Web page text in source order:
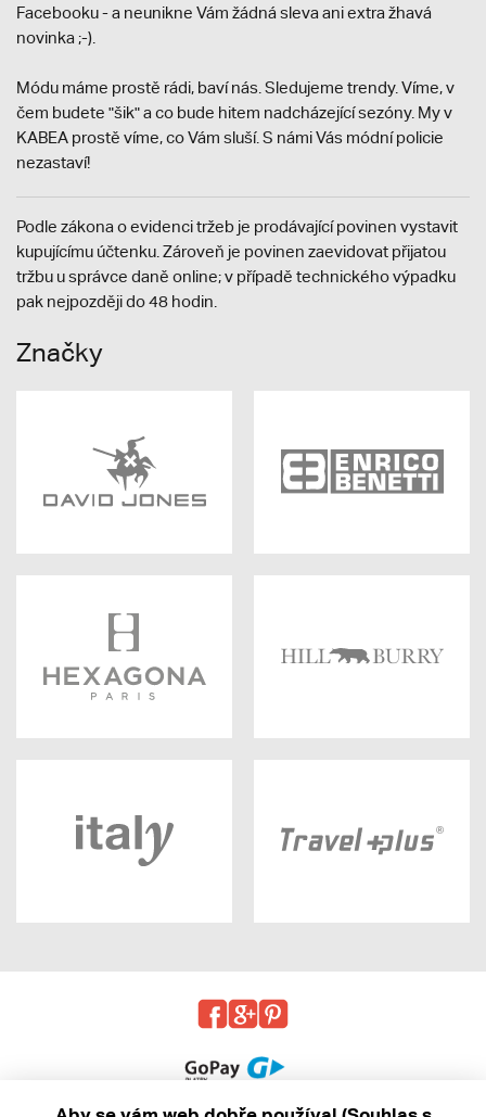
Facebooku - a neunikne Vám žádná sleva ani extra žhavá
novinka ;-).
Módu máme prostě rádi, baví nás. Sledujeme trendy. Víme, v
čem budete "šik" a co bude hitem nadcházející sezóny. My v
KABEA prostě víme, co Vám sluší. S námi Vás módní policie
nezastaví!
Podle zákona o evidenci tržeb je prodávající povinen vystavit
kupujícímu účtenku. Zároveň je povinen zaevidovat přijatou
tržbu u správce daně online; v případě technického výpadku
pak nejpozději do 48 hodin.
Značky